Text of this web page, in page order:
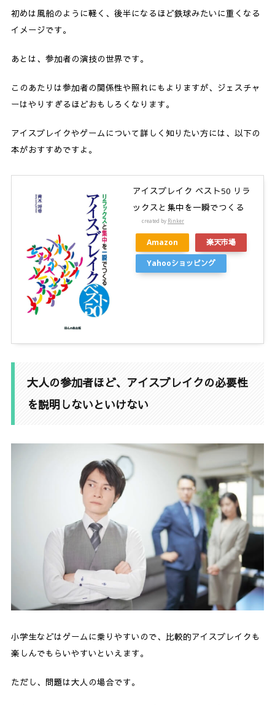
初めは風船のように軽く、後半になるほど鉄球みたいに重くなる
イメージです。
あとは、参加者の演技の世界です。
このあたりは参加者の関係性や照れにもよりますが、ジェスチャ
ーはやりすぎるほどおもしろくなります。
アイスブレイクやゲームについて詳しく知りたい方には、以下の
本がおすすめですよ。
アイスブレイク ベスト50 リラ
ックスと集中を一瞬でつくる
created by Rinker
Amazon
楽天市場
Yahooショッピング
大人の参加者ほど、アイスブレイクの必要性
を説明しないといけない
小学生などはゲームに乗りやすいので、比較的アイスブレイクも
楽しんでもらいやすいといえます。
ただし、問題は大人の場合です。